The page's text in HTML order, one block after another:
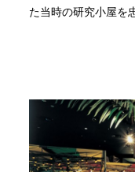
た当時の研究小屋を